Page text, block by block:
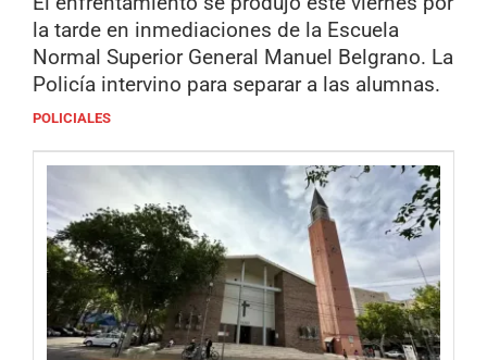
la tarde en inmediaciones de la Escuela
Normal Superior General Manuel Belgrano. La
Policía intervino para separar a las alumnas.
POLICIALES